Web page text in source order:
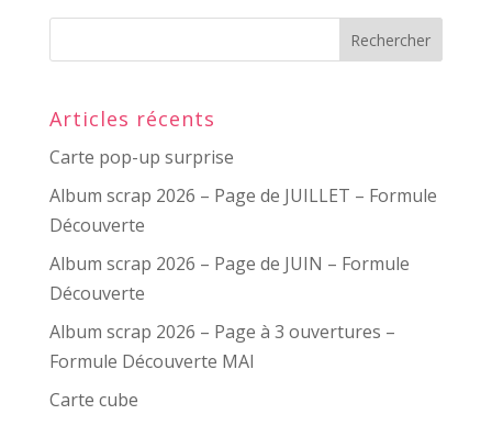
Articles récents
Carte pop-up surprise
Album scrap 2026 – Page de JUILLET – Formule
Découverte
Album scrap 2026 – Page de JUIN – Formule
Découverte
Album scrap 2026 – Page à 3 ouvertures –
Formule Découverte MAI
Carte cube